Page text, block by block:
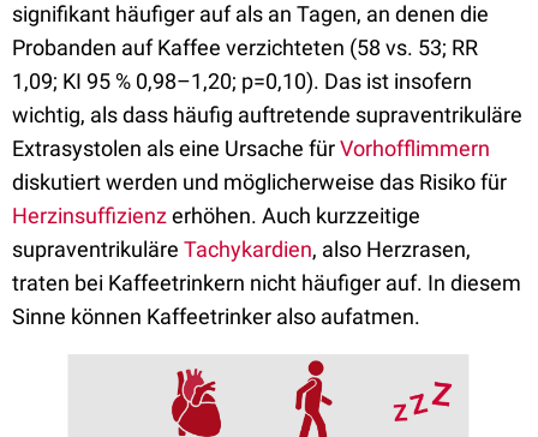
signifikant häufiger auf als an Tagen, an denen die
Probanden auf Kaffee verzichteten (58 vs. 53; RR
1,09; KI 95 % 0,98–1,20; p=0,10). Das ist insofern
wichtig, als dass häufig auftretende supraventrikuläre
Extrasystolen als eine Ursache fürVorhofflimmern
diskutiert werden und möglicherweise das Risiko für
Herzinsuffizienzerhöhen. Auch kurzzeitige
supraventrikuläre Tachykardien, also Herzrasen,
traten bei Kaffeetrinkern nicht häufiger auf. In diesem
Sinne können Kaffeetrinker also aufatmen.